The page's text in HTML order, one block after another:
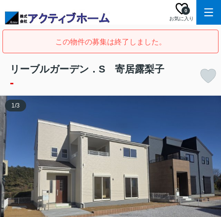
お気に入り
0
この物件の募集は終了しました。
リーブルガーデン．S 寄居露梨子
-
1/3